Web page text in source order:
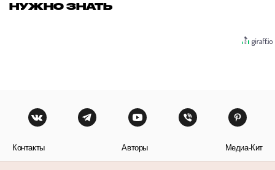
НУЖНО ЗНАТЬ
Контакты Авторы Медиа-Кит